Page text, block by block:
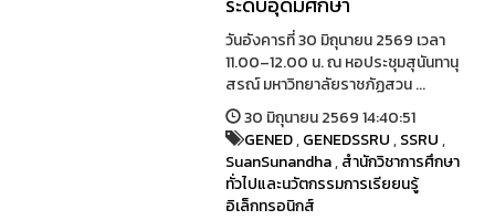
วันอังคารที่ 30 มิถุนายน 2569 เวลา
11.00–12.00 น. ณ หอประชุมสุนันทานุ
สรณ์ มหาวิทยาลัยราชภัฏสวน ...
30 มิถุนายน 2569 14:40:51
GENED,GENEDSSRU,SSRU,
SuanSunandha,สำนักวิชาการศึกษา
ทั่วไปและนวัตกรรมการเรียยนรู้
อิเล็กทรอนิกส์